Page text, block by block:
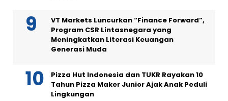
VT Markets Luncurkan “Finance Forward”,
Program CSR Lintasnegara yang
Meningkatkan Literasi Keuangan
Generasi Muda
Pizza Hut Indonesia dan TUKR Rayakan 10
Tahun Pizza Maker Junior Ajak Anak Peduli
Lingkungan